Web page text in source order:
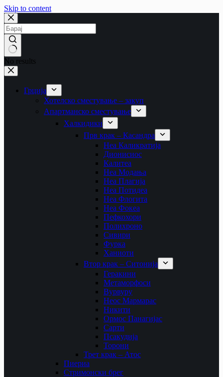
Skip to content
No results
Грција
Хотелско сместување – закуп
Апартманско сместување
Халкидики
Прв крак – Касандра
Неа Каликратија
Дионисиос
Калитеа
Неа Модања
Неа Плагија
Неа Потидеа
Неа Флогита
Неа Фокеа
Пефкохори
Полихроно
Сивири
Фурка
Ханиоти
Втор крак – Ситонија
Геракини
Метаморфоси
Вурвуру
Неос Мармарас
Никити
Ормос Панагијас
Сарти
Псакудија
Торони
Трет крак – Атос
Пиериа
Стримонски брег